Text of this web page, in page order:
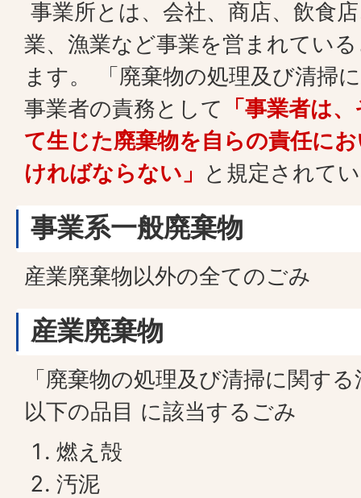
事業所とは、会社、商店、飲食
業、漁業など事業を営まれてい
ます。 「廃棄物の処理及び清掃
事業者の責務として
「事業者は
て生じた廃棄物を自らの責任に
ければならない」 と規定されて
事業系一般廃棄物
産業廃棄物以外の全てのごみ
産業廃棄物
「廃棄物の処理及び清掃に関す
以下の品目 に該当するごみ
燃え殻
汚泥